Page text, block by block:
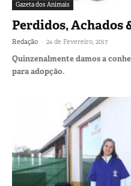
Gazeta dos Animais
Perdidos, Achados
Redação - 24 de Fevereiro, 2017
Quinzenalmente damos a
para adopção.